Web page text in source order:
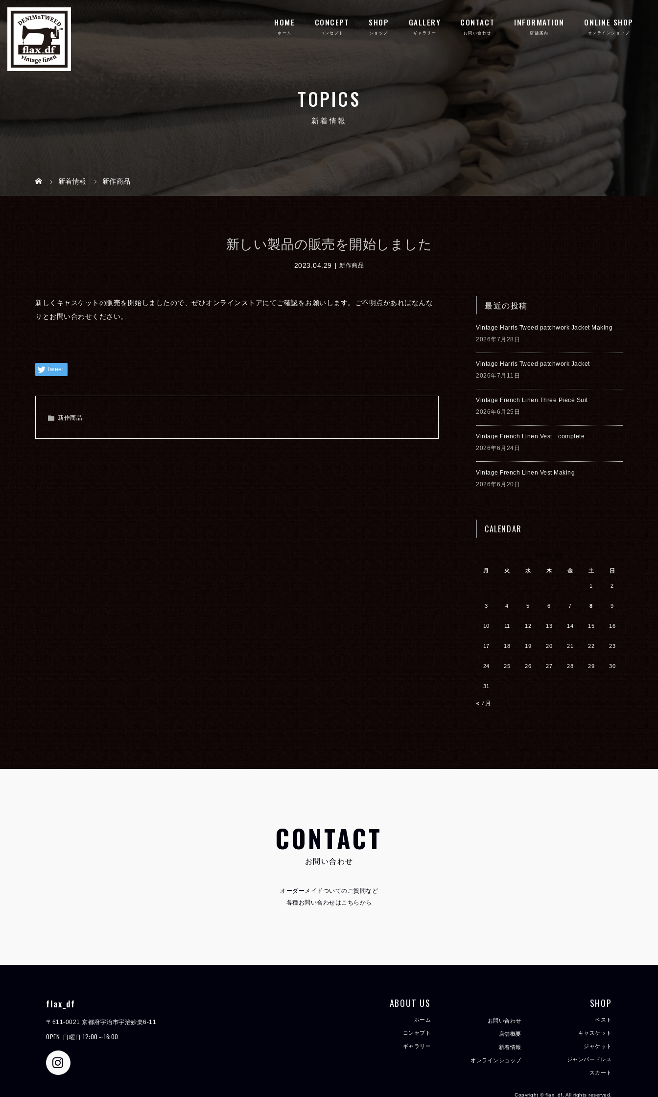
HOME CONCEPT SHOP GALLERY CONTACT INFORMATION ONLINE SHOP
TOPICS
新着情報
新着情報 新作商品
新しい製品の販売を開始しました
2023.04.29 新作商品
新しくキャスケットの販売を開始しましたので、ぜひオンラインストアにてご確認をお願いします。ご不明点があればなんな
りとお問い合わせください。
Tweet
新作商品
最近の投稿
Vintage Harris Tweed patchwork Jacket Making
2026年7月28日
Vintage Harris Tweed patchwork Jacket
2026年7月11日
Vintage French Linen Three Piece Suit
2026年6月25日
Vintage French Linen Vest complete
2026年6月24日
Vintage French Linen Vest Making
2026年6月20日
CALENDAR
月 火 水 木 金 土 日
1 2
3 4 5 6 7 8 9
10 11 12 13 14 15 16
17 18 19 20 21 22 23
24 25 26 27 28 29 30
31
« 7月
CONTACT
お問い合わせ
オーダーメイドついてのご質問など
各種お問い合わせはこちらから
flax_df
〒611-0021 京都府宇治市宇治妙楽6-11
OPEN 日曜日 12:00～16:00
ABOUT US
ホーム
コンセプト
ギャラリー
お問い合わせ
店舗概要
新着情報
オンラインショップ
SHOP
ベスト
キャスケット
ジャケット
ジャンパードレス
スカート
Copyright © flax_df. All rights reserved.